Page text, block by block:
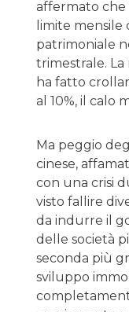
affermato che
limite mensile
patrimoniale
trimestrale. La
ha fatto
al 10%, il calo
Ma peggio
cinese,
con una crisi
visto fallire
da indurre il
delle società
seconda più
sviluppo